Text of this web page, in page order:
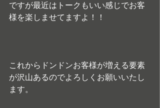
ですが最近はトークもいい感じでお客
様を楽しませてますよ！！
これからドンドンお客様が増える要素
が沢山あるのでよろしくお願いいたし
ます。